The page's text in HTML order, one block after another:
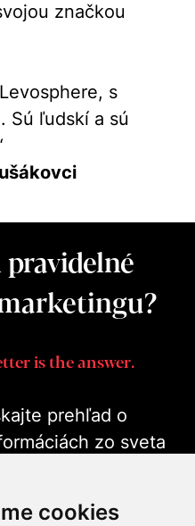
cookies
značkou
s
Sú ľudskí a sú
is the answer.
prehľad o
zo sveta